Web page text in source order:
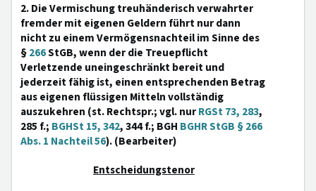
2. Die Vermischung treuhänderisch verwahrter
fremder mit eigenen Geldern führt nur dann
nicht zu einem Vermögensnachteil im Sinne des
§266StGB, wenn der die Treuepflicht
Verletzende uneingeschränkt bereit und
jederzeit fähig ist, einen entsprechenden Betrag
aus eigenen flüssigen Mitteln vollständig
auszukehren (st. Rechtspr.; vgl. nurRGSt 73, 283,
285 f.; BGHSt 15, 342, 344 f.; BGH BGHR StGB § 266
Abs. 1 Nachteil 56). (Bearbeiter)
Entscheidungstenor